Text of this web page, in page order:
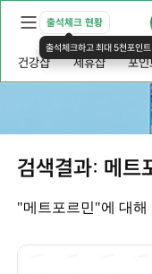
출석체크 현황
출석체크하고 최대 5천포인
건강샵 제휴샵 포
검색결과: 메트
"메트포르민"에 대해